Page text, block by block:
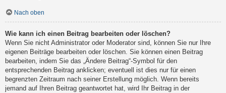
Nach oben
Wie kann ich einen Beitrag bearbeiten oder löschen?
Wenn Sie nicht Administrator oder Moderator sind, können Sie nur Ihre
eigenen Beiträge bearbeiten oder löschen. Sie können einen Beitrag
bearbeiten, indem Sie das „Ändere Beitrag“-Symbol für den
entsprechenden Beitrag anklicken; eventuell ist dies nur für einen
begrenzten Zeitraum nach seiner Erstellung möglich. Wenn bereits
jemand auf Ihren Beitrag geantwortet hat, wird Ihr Beitrag in der